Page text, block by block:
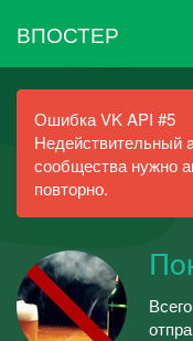
ВПОСТЕР
Ошибка VK API #5
Недействительный
сообщества нужно
повторно.